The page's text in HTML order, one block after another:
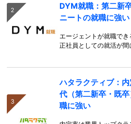
DYM就職：第二新
ニートの就職に強い
エージェントが就職で
正社員としての就活が間
ハタラクティブ：
代（第二新卒・既
職に強い